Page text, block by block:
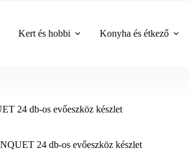
Kert és hobbi Konyha és étkező
24 db-os evőeszköz készlet
24 db-os evőeszköz készlet